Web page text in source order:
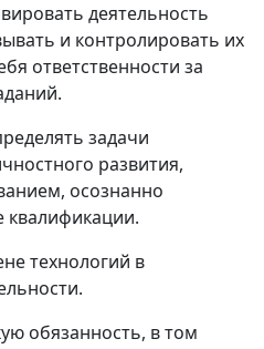
деятельность
и контролировать их
ответственности за
задачи
развития,
осознанно
технологий в
обязанность, в том